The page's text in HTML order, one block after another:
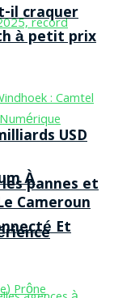
USD
pannes et
il craquer
à petit prix
À
Cameroun
Et